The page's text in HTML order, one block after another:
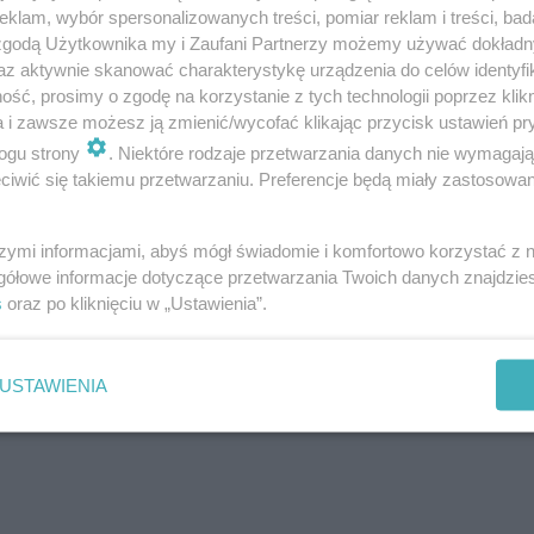
dni burzowych dla danej lokalizacji. Poniżej
roku,
wybór spersonalizowanych treści, pomiar reklam i treści,
Użytkownika my i Zaufani Partnerzy możemy używać
aktywnie skanować charakterystykę urządzenia do celów
prosimy o zgodę na korzystanie z tych technologii poprzez
i zawsze możesz ją zmienić/wycofać klikając przycisk ustawień
strony
. Niektóre rodzaje przetwarzania danych nie
się takiemu przetwarzaniu. Preferencje będą miały
informacjami, abyś mógł świadomie i komfortowo korzystać z
informacje dotyczące przetwarzania Twoich danych
oraz po kliknięciu w „Ustawienia”.
USTAWIENIA